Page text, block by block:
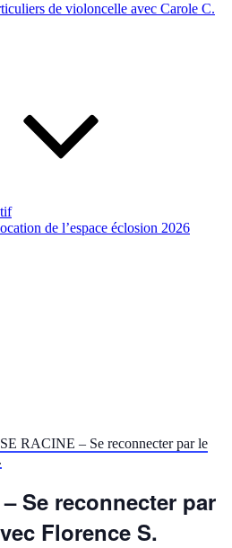
de violoncelle avec Carole C.
de l’espace éclosion 2026
RACINE – Se reconnecter par le
– Se reconnecter par
Florence S.